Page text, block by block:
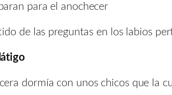
para el anochecer
de las preguntas en los labios
dormía con unos chicos que la